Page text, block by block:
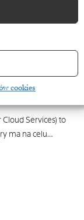
cookies
Piotr
Services) to
ma na celu…